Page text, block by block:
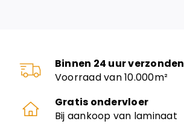
Binnen 24 uur verzonden
Voorraad van 10.000m²
Gratis ondervloer
Bij aankoop van laminaat